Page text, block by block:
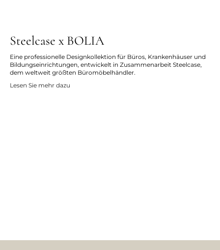
Steelcase x BOLIA
Eine professionelle Designkollektion für Büros, Krankenhäuser und
Bildungseinrichtungen, entwickelt in Zusammenarbeit Steelcase,
dem weltweit größten Büromöbelhändler.
Lesen Sie mehr dazu